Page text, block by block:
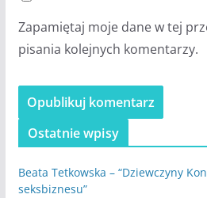
Zapamiętaj moje dane w tej
pisania kolejnych komentarzy.
Ostatnie wpisy
Beata Tetkowska – “Dziewczyny
seksbiznesu”